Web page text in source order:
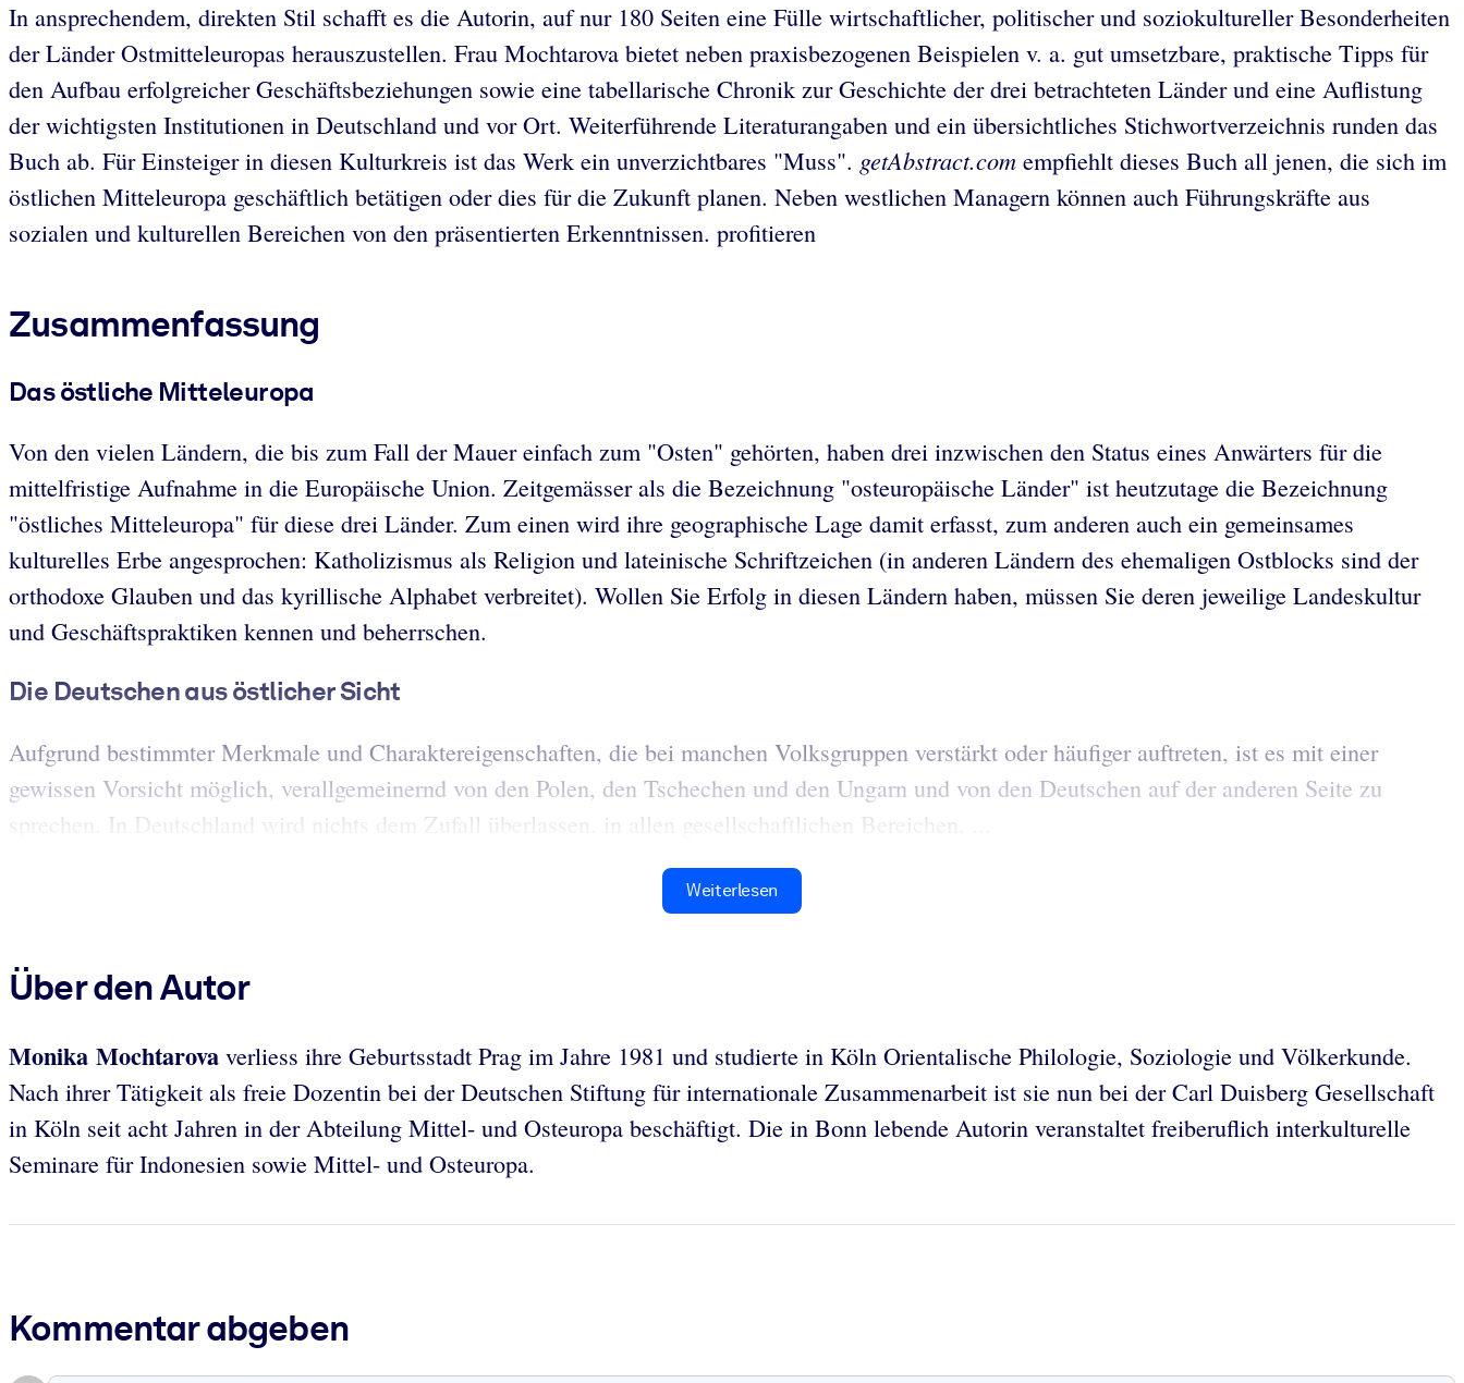
In ansprechendem, direkten Stil schafft es die Autorin, auf nur 180 Seiten eine Fülle wirtschaftlicher, politischer und soziokultureller Besonderheiten
der Länder Ostmitteleuropas herauszustellen. Frau Mochtarova bietet neben praxisbezogenen Beispielen v. a. gut umsetzbare, praktische Tipps für
den Aufbau erfolgreicher Geschäftsbeziehungen sowie eine tabellarische Chronik zur Geschichte der drei betrachteten Länder und eine Auflistung
der wichtigsten Institutionen in Deutschland und vor Ort. Weiterführende Literaturangaben und ein übersichtliches Stichwortverzeichnis runden das
Buch ab. Für Einsteiger in diesen Kulturkreis ist das Werk ein unverzichtbares "Muss". getAbstract.com empfiehlt dieses Buch all jenen, die sich im
östlichen Mitteleuropa geschäftlich betätigen oder dies für die Zukunft planen. Neben westlichen Managern können auch Führungskräfte aus
sozialen und kulturellen Bereichen von den präsentierten Erkenntnissen. profitieren
Zusammenfassung
Das östliche Mitteleuropa
Von den vielen Ländern, die bis zum Fall der Mauer einfach zum "Osten" gehörten, haben drei inzwischen den Status eines Anwärters für die
mittelfristige Aufnahme in die Europäische Union. Zeitgemässer als die Bezeichnung "osteuropäische Länder" ist heutzutage die Bezeichnung
"östliches Mitteleuropa" für diese drei Länder. Zum einen wird ihre geographische Lage damit erfasst, zum anderen auch ein gemeinsames
kulturelles Erbe angesprochen: Katholizismus als Religion und lateinische Schriftzeichen (in anderen Ländern des ehemaligen Ostblocks sind der
orthodoxe Glauben und das kyrillische Alphabet verbreitet). Wollen Sie Erfolg in diesen Ländern haben, müssen Sie deren jeweilige Landeskultur
und Geschäftspraktiken kennen und beherrschen.
Die Deutschen aus östlicher Sicht
Aufgrund bestimmter Merkmale und Charaktereigenschaften, die bei manchen Volksgruppen verstärkt oder häufiger auftreten, ist es mit einer
gewissen Vorsicht möglich, verallgemeinernd von den Polen, den Tschechen und den Ungarn und von den Deutschen auf der anderen Seite zu
sprechen. In Deutschland wird nichts dem Zufall überlassen, in allen gesellschaftlichen Bereichen, ...
Weiterlesen
Über den Autor
Monika Mochtarova verliess ihre Geburtsstadt Prag im Jahre 1981 und studierte in Köln Orientalische Philologie, Soziologie und Völkerkunde.
Nach ihrer Tätigkeit als freie Dozentin bei der Deutschen Stiftung für internationale Zusammenarbeit ist sie nun bei der Carl Duisberg Gesellschaft
in Köln seit acht Jahren in der Abteilung Mittel- und Osteuropa beschäftigt. Die in Bonn lebende Autorin veranstaltet freiberuflich interkulturelle
Seminare für Indonesien sowie Mittel- und Osteuropa.
Kommentar abgeben